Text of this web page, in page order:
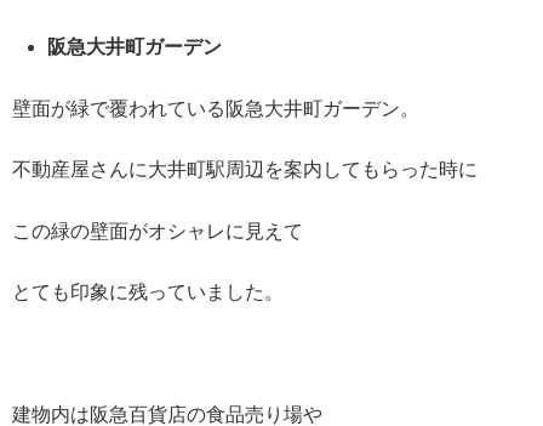
阪急大井町ガーデン
壁面が緑で覆われている阪急大井町ガーデン。
不動産屋さんに大井町駅周辺を案内してもらった時に
この緑の壁面がオシャレに見えて
とても印象に残っていました。
建物内は阪急百貨店の食品売り場や